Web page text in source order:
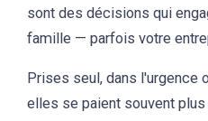
sont des décisions qui
famille — parfois votre
Prises seul, dans l'urgence
elles se paient souvent plus